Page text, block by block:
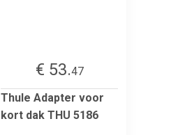
€ 53.47
Thule Adapter voor
kort dak THU 5186